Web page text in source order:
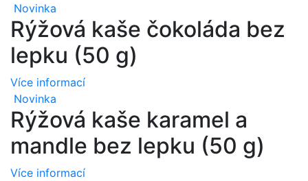
Novinka
Rýžová kaše čokoláda bez
lepku (50 g)
Více informací
Novinka
Rýžová kaše karamel a
mandle bez lepku (50 g)
Více informací